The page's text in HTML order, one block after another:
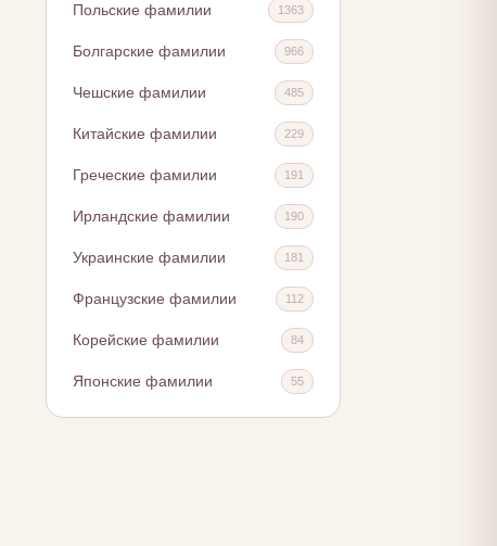
Польские фамилии 1363
Болгарские фамилии 966
Чешские фамилии 485
Китайские фамилии 229
Греческие фамилии 191
Ирландские фамилии 190
Украинские фамилии 181
Французские фамилии 112
Корейские фамилии 84
Японские фамилии 55